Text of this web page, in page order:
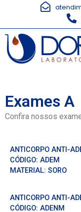
Exames A
Confira nossos
ANTICORPO ANTI-
CÓDIGO: ADEM
MATERIAL: SORO
ANTICORPO ANTI-
CÓDIGO: ADENM